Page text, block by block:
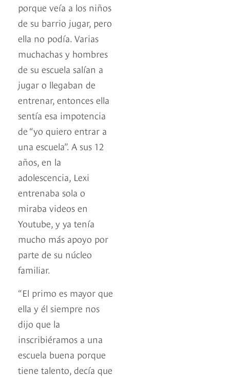
porque veía a los niños
de su barrio jugar, pero
ella no podía. Varias
muchachas y hombres
de su escuela salían a
jugar o llegaban de
entrenar, entonces ella
sentía esa impotencia
de “yo quiero entrar a
una escuela”. A sus 12
años, en la
adolescencia, Lexi
entrenaba sola o
miraba videos en
Youtube, y ya tenía
mucho más apoyo por
parte de su núcleo
familiar.
“El primo es mayor que
ella y él siempre nos
dijo que la
inscribiéramos a una
escuela buena porque
tiene talento, decía que